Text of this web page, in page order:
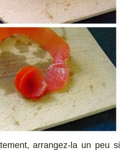
arrangez-la un peu si